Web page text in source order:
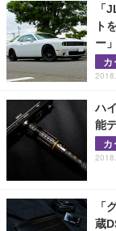
「
ト
ー
カ
ハ
能
カ
「
蔵